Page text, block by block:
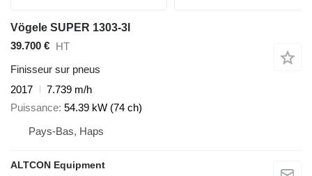
Vögele SUPER 1303-3I
39.700 € HT
Finisseur sur pneus
2017
7.739 m/h
Puissance 54.39 kW (74 ch)
Pays-Bas, Haps
ALTCON Equipment